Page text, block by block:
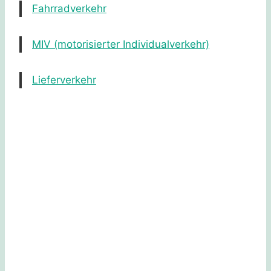
Fahrradverkehr
MIV (motorisierter Individualverkehr)
Lieferverkehr